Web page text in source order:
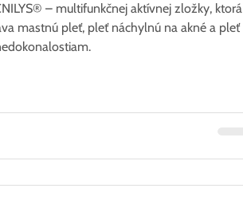
– multifunkčnej aktívnej zložky, ktorá
mastnú pleť, pleť náchylnú na akné a pleť